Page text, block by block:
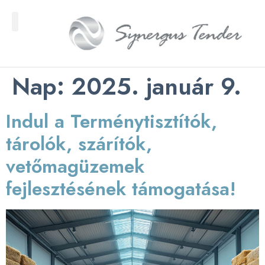
Nap: 2025. január 9.
Indul a Terménytisztítók,
tárolók, szárítók,
vetőmagüzemek
fejlesztésének támogatása!